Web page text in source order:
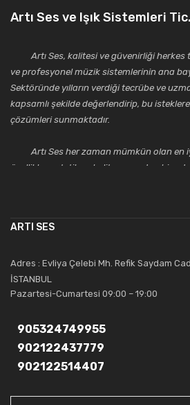
Artı Ses ve Işık Sistemleri
Artı Ses, kalitesi ve güvenirliği herkes
ve profesyonel müzik sistemlerinin ana
Sektöründe yılların verdiği tecrübe ve
kapsamlı şekilde değerlendirip, bu
çözümleri sunmaktadır.
Artı Ses her zaman mümkün olan en
özellikler, estetik ve kalite açısından bir
saygıdeğer yerini kazanmıştır.
Artı Ses, güler yüzü ve deneyimi ile bu gün
güvenebileceğiniz bir tercihtir.
ARTI SES
Adres : Evliya Çelebi Mh. Refik Saydam
İSTANBUL
Pazartesi-Cumartesi 09:00 – 19:00
905324749955
902122437779
902122514407